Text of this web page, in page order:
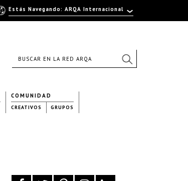
COMUNIDAD
CREATIVOS GRUPOS
Estás Navegando: ARQA Internacional